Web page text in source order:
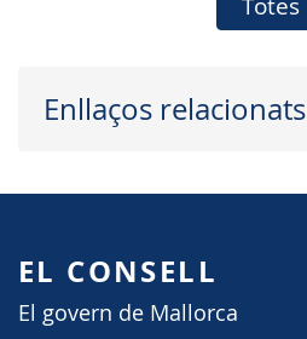
Enllaços relacionats
EL CONSELL
El govern de Mallorca